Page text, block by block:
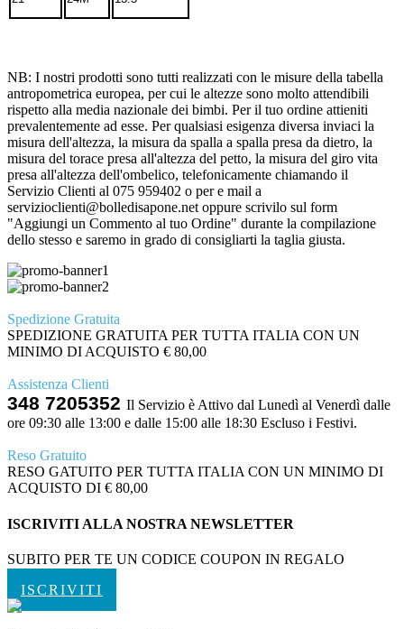
NB: I nostri prodotti sono tutti realizzati con le misure della tabella
antropometrica europea, per cui le altezze sono molto attendibili
rispetto alla media nazionale dei bimbi. Per il tuo ordine attieniti
prevalentemente ad esse. Per qualsiasi esigenza diversa inviaci la
misura dell'altezza, la misura da spalla a spalla presa da dietro, la
misura del torace presa all'altezza del petto, la misura del giro vita
presa all'altezza dell'ombelico, telefonicamente chiamando il
Servizio Clienti al 075 959402 o per e mail a
servizioclienti@bolledisapone.net oppure scrivilo sul form
"Aggiungi un Commento al tuo Ordine" durante la compilazione
dello stesso e saremo in grado di consigliarti la taglia giusta.
Spedizione Gratuita
SPEDIZIONE GRATUITA PER TUTTA ITALIA CON UN
MINIMO DI ACQUISTO € 80,00
Assistenza Clienti
348 7205352 Il Servizio è Attivo dal Lunedì al Venerdì dalle
ore 09:30 alle 13:00 e dalle 15:00 alle 18:30 Escluso i Festivi.
Reso Gratuito
RESO GATUITO PER TUTTA ITALIA CON UN MINIMO DI
ACQUISTO DI € 80,00
ISCRIVITI ALLA NOSTRA NEWSLETTER
SUBITO PER TE UN CODICE COUPON IN REGALO
ISCRIVITI